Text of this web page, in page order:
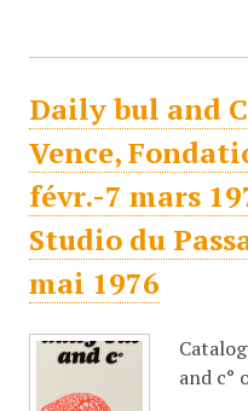
Daily bul and
Vence,
févr.-7 mars
Studio du
mai 1976
and c°